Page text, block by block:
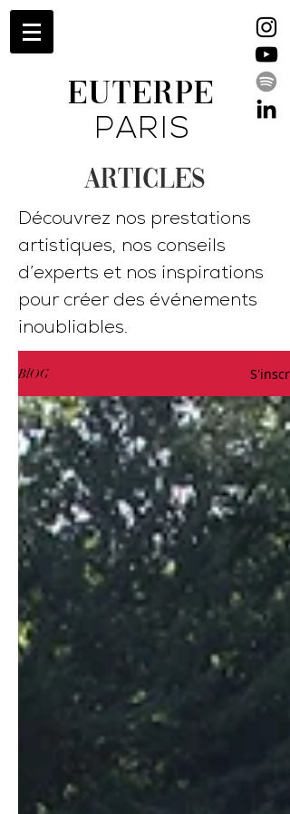
EUTERPE
PARIS
ARTICLES
Découvrez nos prestations
artistiques, nos conseils
d’experts et nos inspirations
pour créer des événements
inoubliables.
BlOG